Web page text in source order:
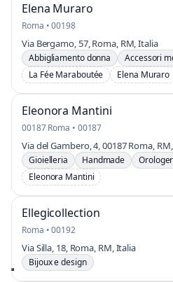
Elena Muraro
Roma • 00198
Via Bergamo, 57, Roma, RM, Italia
Abbigliamento donna Accessori
La Fée Maraboutée
Elena Muraro
Eleonora Mantini
00187 Roma • 00187
Via del Gambero, 4, 00187 Roma,
Gioielleria Handmade
Eleonora Mantini
Ellegicollection
Roma • 00192
Via Silla, 18, Roma, RM, Italia
Bijoux e design